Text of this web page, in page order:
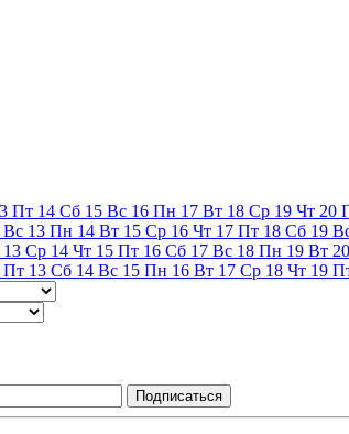
Пт 14 Сб 15 Вс 16 Пн 17 Вт 18 Ср 19 Чт 20
Вс 13 Пн 14 Вт 15 Ср 16 Чт 17 Пт 18 Сб 19
13 Ср 14 Чт 15 Пт 16 Сб 17 Вс 18 Пн 19 Вт 20
Пт 13 Сб 14 Вс 15 Пн 16 Вт 17 Ср 18 Чт 19